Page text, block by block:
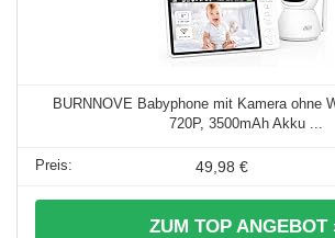
BURNNOVE Babyphone mit Kamera ohne
720P, 3500mAh Akku ...
49,98 €
ZUM TOP ANGEBOT